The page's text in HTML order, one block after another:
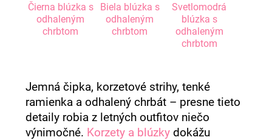
Čierna blúzka s
odhaleným
chrbtom
Biela blúzka s
odhaleným
chrbtom
Svetlomodrá
blúzka s
odhaleným
chrbtom
Jemná čipka, korzetové strihy, tenké
ramienka a odhalený chrbát – presne tieto
detaily robia z letných outfitov niečo
výnimočné. Korzety a blúzky dokážu